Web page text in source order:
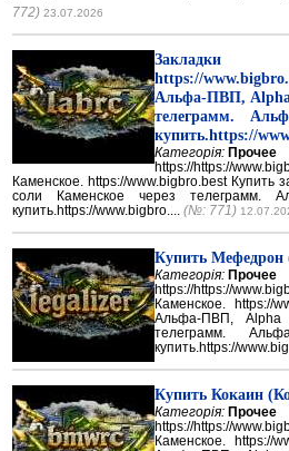
772) 23.07.2026
Закладки
https://
Альфа-ПВП, Alpha
телеграмм.
купить.https://
Категорія: Прочее
https://https://
Каменское. https://www.bigbro.best Купить
соли Каменское через телеграмм.
купить.https://www.bigbro.... (№: 771)
Купить
Категорія: Прочее
https://https://
Каменское. https://
Альфа-ПВП, Alpha
телеграмм.
купить.https://
Купить Кокаин
Категорія: Прочее
https://https://
Каменское. https://